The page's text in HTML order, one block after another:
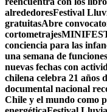
alrededoresFestival
gratuitasAbre
cortometrajes
conciencia para las
una semana de
nuevas fechas con
chilena celebra 21 años
documental nacional
Chile y el mundo como